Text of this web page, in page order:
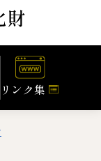
リンク集